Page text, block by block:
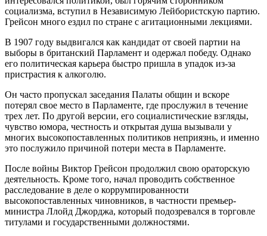
социализма, вступил в Независимую Лейбористскую партию.
Грейсон много ездил по стране с агитационными лекциями.
В 1907 году выдвигался как кандидат от своей партии на
выборы в британский Парламент и одержал победу. Однако
его политическая карьера быстро пришла в упадок из-за
пристрастия к алкоголю.
Он часто пропускал заседания Палаты общин и вскоре
потерял свое место в Парламенте, где прослужил в течение
трех лет. По другой версии, его социалистические взгляды,
чувство юмора, честность и открытая душа вызывали у
многих высокопоставленных политиков неприязнь, и именно
это послужило причиной потери места в Парламенте.
После войны Виктор Грейсон продолжил свою ораторскую
деятельность. Кроме того, начал проводить собственное
расследование в деле о коррумпированности
высокопоставленных чиновников, в частности премьер-
министра Ллойд Джорджа, который подозревался в торговле
титулами и государственными должностями.